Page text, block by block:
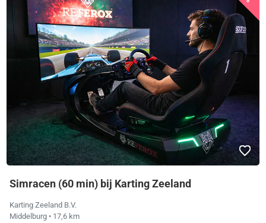
Simracen (60 min) bij Karting Zeeland
Karting Zeeland B.V.
Middelburg • 17,6 km